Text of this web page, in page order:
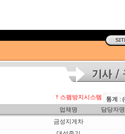
† 스팸방지시스템
업체명 담당자명
금성지게차